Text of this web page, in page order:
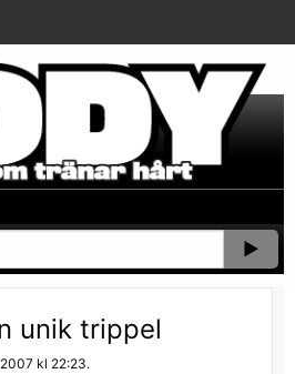
unik trippel
kl 22:23.